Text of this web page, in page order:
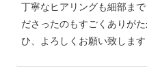
丁寧なヒアリングも細部ま
ださったのもすごくありが
ひ、よろしくお願い致します